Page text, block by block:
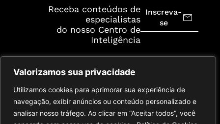
Valorizamos sua privacidade
Utilizamos cookies para aprimorar sua experiência de
navegação, exibir anúncios ou conteúdo personalizado e
analisar nosso tráfego. Ao clicar em “Aceitar todos”, você
Receba conteúdos de
especialistas
do nosso Centro de
Inteligência
Inscreva-
se